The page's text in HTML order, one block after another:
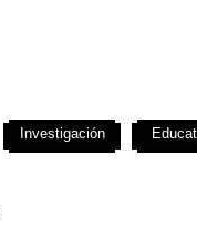
Investigación